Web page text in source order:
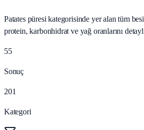
Patates püresi kategorisinde yer alan tüm
protein, karbonhidrat ve yağ oranlarını
55
Sonuç
201
Kategori